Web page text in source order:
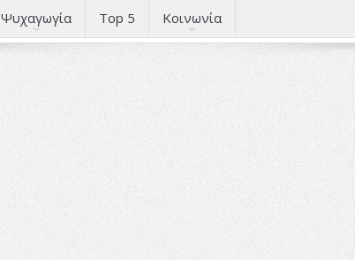
Ψυχαγωγία Top 5 Κοινωνία